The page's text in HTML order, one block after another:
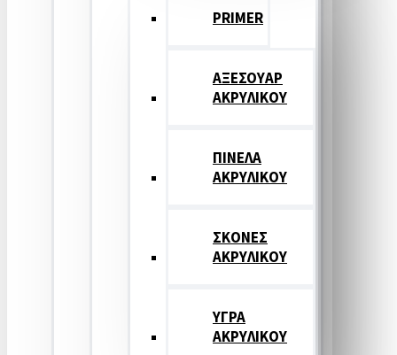
PRIMER
ΑΞΕΣΟΥΑΡ
ΑΚΡΥΛΙΚΟΥ
ΠΙΝΕΛΑ
ΑΚΡΥΛΙΚΟΥ
ΣΚΟΝΕΣ
ΑΚΡΥΛΙΚΟΥ
ΥΓΡΑ
ΑΚΡΥΛΙΚΟΥ